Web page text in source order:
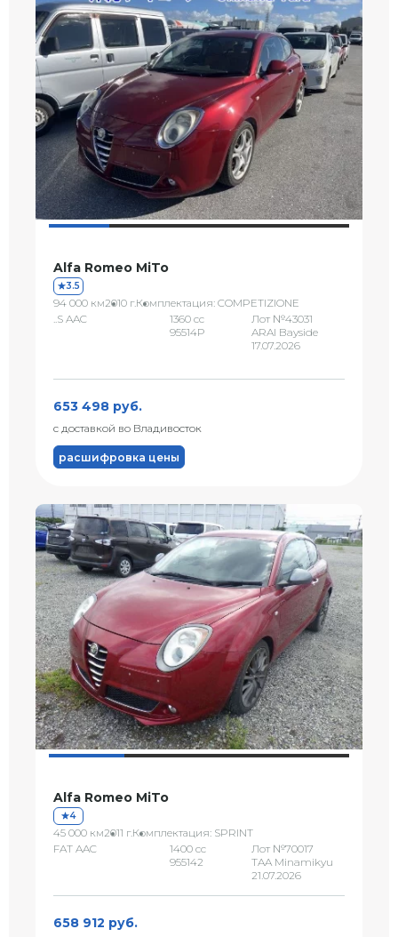
Alfa Romeo MiTo
3.5
94 000 км2010 г.Комплектация: COMPETIZIONE
..S AAC
1360 сс
95514P
Лот №43031
ARAI Bayside
17.07.2026
653 498 руб.
с доставкой во Владивосток
расшифровка цены
Alfa Romeo MiTo
4
45 000 км2011 г.Комплектация: SPRINT
FAT AAC
1400 сс
955142
Лот №70017
TAA Minamikyu
21.07.2026
658 912 руб.